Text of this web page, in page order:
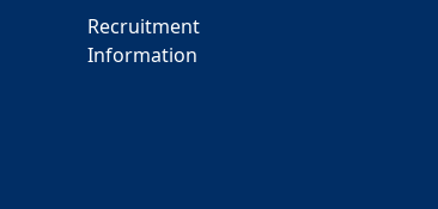
Recruitment
Information